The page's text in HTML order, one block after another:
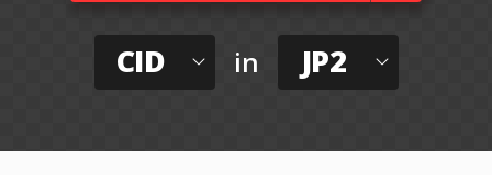
CID in JP2